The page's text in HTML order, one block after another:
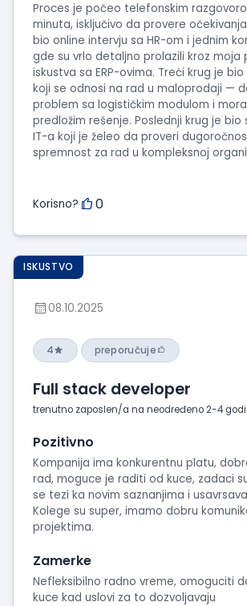
Proces je počeo telefonskim
minuta, isključivo da provere
bio online intervju sa HR-om i jednim
gde su vrlo detaljno prolazili kroz moja
iskustva sa ERP-ovima. Treći krug je
koji se odnosi na rad u maloprodaji —
problem sa logističkim modulom i
predložim rešenje. Poslednji krug je
IT-a koji je želeo da proveri
spremnost za rad u kompleksnoj
Korisno? 0
ISKUSTVO
08.10.2025
4 preporučuje
Full stack developer
trenutno zaposlen/a na neodređeno 2-4
Pozitivno
Kompanija ima konkurentnu platu,
rad, moguce je raditi od kuce, zadaci
se tezi ka novim saznanjima i
Kolege su super, imamo dobru
projektima.
Zamerke
Nefleksibilno radno vreme, omoguciti
kuce kad uslovi za to dozvoljavaju